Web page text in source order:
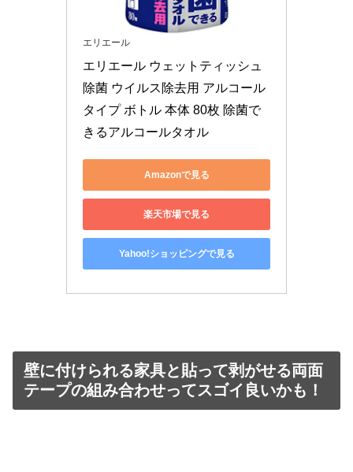
エリエール
エリエール ウェットティッシュ
除菌 ウイルス除去用 アルコール
タイプ ボトル 本体 80枚 除菌で
きるアルコールタオル
Amazonで見る
楽天市場で見る
Yahoo!ショッピングで見る
壁に付けられる家具と貼って剥がせる両面
テープの組み合わせってスゴイ良いかも！